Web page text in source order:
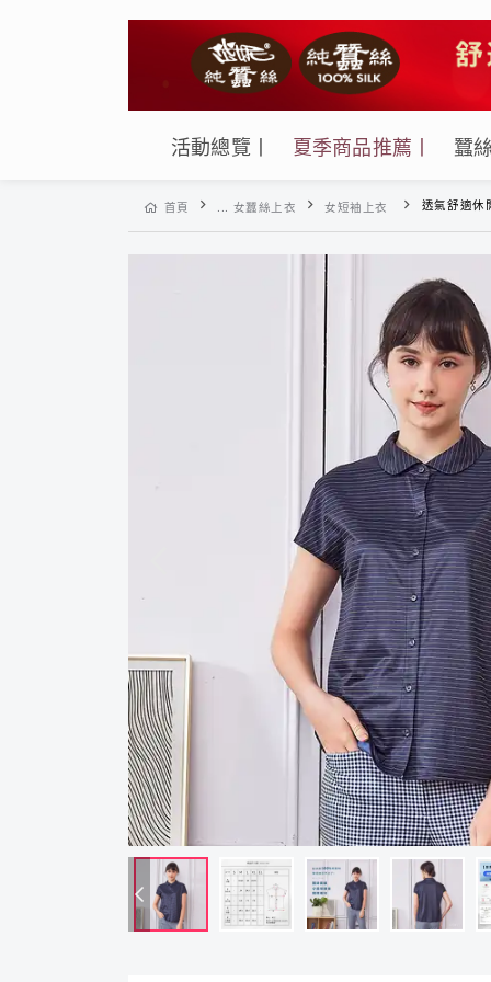
活動總覽丨 夏季商品推薦丨 蠶
首頁 ... 女蠶絲上衣 女短袖上衣 透氣舒適休閒蠶絲鳳